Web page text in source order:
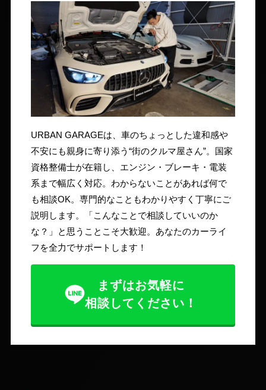
URBAN GARAGEは、車のちょっとした違和感や
不安にも親身に寄り添う“街のクルマ屋さん”。国家
資格整備士が在籍し、エンジン・ブレーキ・電装
系まで幅広く対応。わからないことがあれば何で
も相談OK。専門的なこともわかりやすく丁寧にご
説明します。「こんなことで相談していいのか
な？」と思うことこそ大歓迎。あなたのカーライ
フを全力でサポートします！
まずはお気軽に
相談してください！